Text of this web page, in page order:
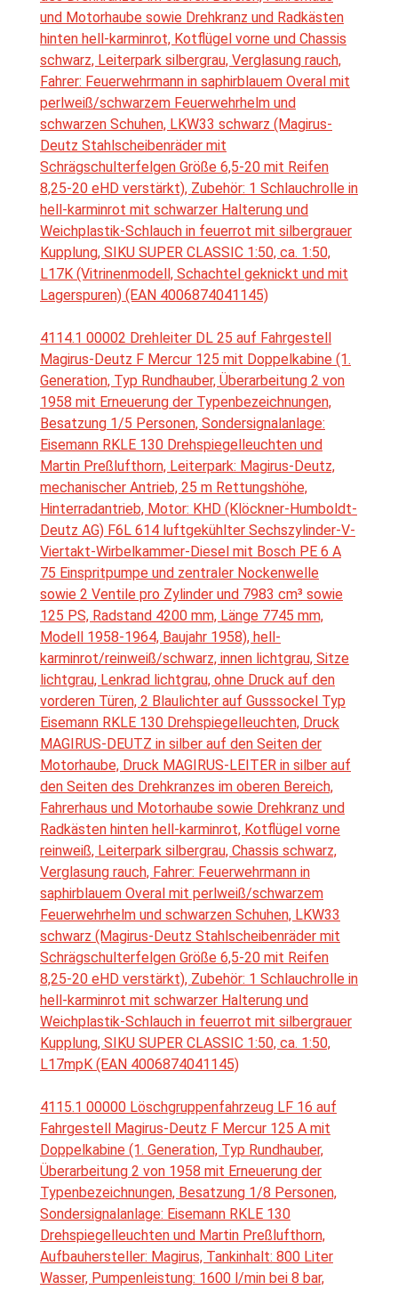
und Motorhaube sowie Drehkranz und Radkästen
hinten hell-karminrot, Kotflügel vorne und Chassis
schwarz, Leiterpark silbergrau, Verglasung rauch,
Fahrer: Feuerwehrmann in saphirblauem Overal mit
perlweiß/schwarzem Feuerwehrhelm und
schwarzen Schuhen, LKW33 schwarz (Magirus-
Deutz Stahlscheibenräder mit
Schrägschulterfelgen Größe 6,5-20 mit Reifen
8,25-20 eHD verstärkt), Zubehör: 1 Schlauchrolle in
hell-karminrot mit schwarzer Halterung und
Weichplastik-Schlauch in feuerrot mit silbergrauer
Kupplung, SIKU SUPER CLASSIC 1:50, ca. 1:50,
L17K (Vitrinenmodell, Schachtel geknickt und mit
Lagerspuren) (EAN 4006874041145)
4114.1 00002 Drehleiter DL 25 auf Fahrgestell
Magirus-Deutz F Mercur 125 mit Doppelkabine (1.
Generation, Typ Rundhauber, Überarbeitung 2 von
1958 mit Erneuerung der Typenbezeichnungen,
Besatzung 1/5 Personen, Sondersignalanlage:
Eisemann RKLE 130 Drehspiegelleuchten und
Martin Preßlufthorn, Leiterpark: Magirus-Deutz,
mechanischer Antrieb, 25 m Rettungshöhe,
Hinterradantrieb, Motor: KHD (Klöckner-Humboldt-
Deutz AG) F6L 614 luftgekühlter Sechszylinder-V-
Viertakt-Wirbelkammer-Diesel mit Bosch PE 6 A
75 Einspritpumpe und zentraler Nockenwelle
sowie 2 Ventile pro Zylinder und 7983 cm³ sowie
125 PS, Radstand 4200 mm, Länge 7745 mm,
Modell 1958-1964, Baujahr 1958), hell-
karminrot/reinweiß/schwarz, innen lichtgrau, Sitze
lichtgrau, Lenkrad lichtgrau, ohne Druck auf den
vorderen Türen, 2 Blaulichter auf Gusssockel Typ
Eisemann RKLE 130 Drehspiegelleuchten, Druck
MAGIRUS-DEUTZ in silber auf den Seiten der
Motorhaube, Druck MAGIRUS-LEITER in silber auf
den Seiten des Drehkranzes im oberen Bereich,
Fahrerhaus und Motorhaube sowie Drehkranz und
Radkästen hinten hell-karminrot, Kotflügel vorne
reinweiß, Leiterpark silbergrau, Chassis schwarz,
Verglasung rauch, Fahrer: Feuerwehrmann in
saphirblauem Overal mit perlweiß/schwarzem
Feuerwehrhelm und schwarzen Schuhen, LKW33
schwarz (Magirus-Deutz Stahlscheibenräder mit
Schrägschulterfelgen Größe 6,5-20 mit Reifen
8,25-20 eHD verstärkt), Zubehör: 1 Schlauchrolle in
hell-karminrot mit schwarzer Halterung und
Weichplastik-Schlauch in feuerrot mit silbergrauer
Kupplung, SIKU SUPER CLASSIC 1:50, ca. 1:50,
L17mpK (EAN 4006874041145)
4115.1 00000 Löschgruppenfahrzeug LF 16 auf
Fahrgestell Magirus-Deutz F Mercur 125 A mit
Doppelkabine (1. Generation, Typ Rundhauber,
Überarbeitung 2 von 1958 mit Erneuerung der
Typenbezeichnungen, Besatzung 1/8 Personen,
Sondersignalanlage: Eisemann RKLE 130
Drehspiegelleuchten und Martin Preßlufthorn,
Aufbauhersteller: Magirus, Tankinhalt: 800 Liter
Wasser, Pumpenleistung: 1600 l/min bei 8 bar,